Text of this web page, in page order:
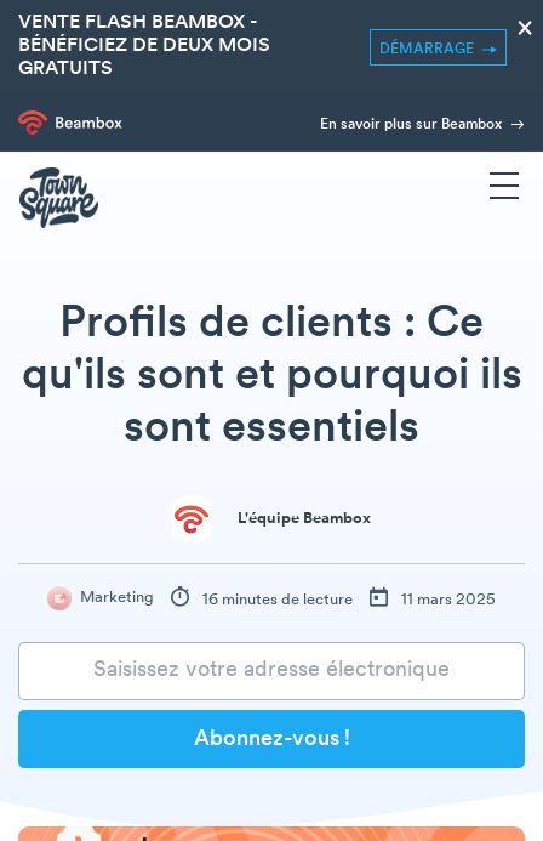
VENTE FLASH BEAMBOX -
BÉNÉFICIEZ DE DEUX MOIS
GRATUITS
DÉMARRAGE
×
En savoir plus sur Beambox
Profils de clients : Ce
qu'ils sont et pourquoi ils
sont essentiels
L'équipe Beambox
Marketing 16 minutes de lecture 11 mars 2025